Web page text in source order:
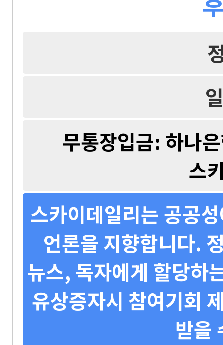
무통장입금: 하나
스
스카이데일리는 공공
언론을 지향합니다.
뉴스, 독자에게 할당하
유상증자시 참여기회
받을